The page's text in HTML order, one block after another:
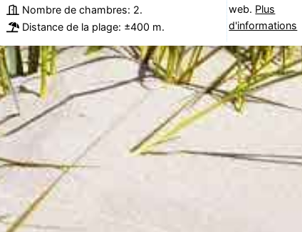
Nombre de chambres: 2.
Distance de la plage: ±400 m.
web. Plus
d'informations